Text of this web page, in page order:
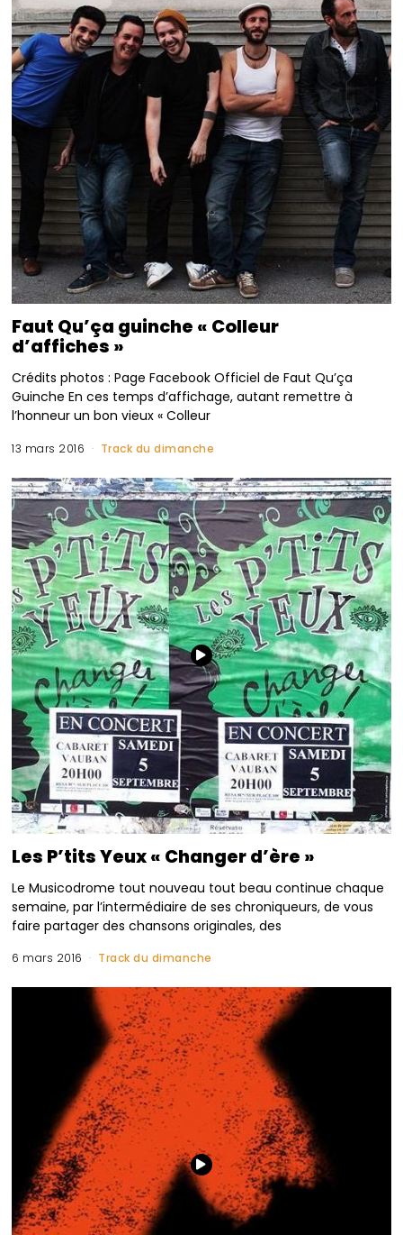
Faut Qu’ça guinche « Colleur
d’affiches »
Crédits photos : Page Facebook Officiel de Faut Qu’ça
Guinche En ces temps d’affichage, autant remettre à
l’honneur un bon vieux « Colleur
13 mars 2016 Track du dimanche
Les P’tits Yeux « Changer d’ère »
Le Musicodrome tout nouveau tout beau continue chaque
semaine, par l’intermédiaire de ses chroniqueurs, de vous
faire partager des chansons originales, des
6 mars 2016 Track du dimanche